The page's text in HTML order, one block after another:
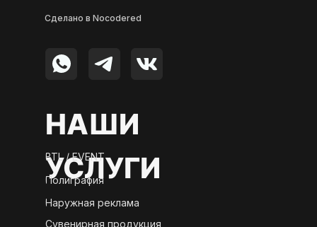
НАШИ
УСЛУГИ
BTL / EVENT
Сувенирная продукция
Полиграфия
Наружная реклама
Сделано в Nocodered